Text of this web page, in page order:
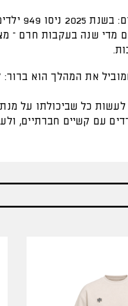
מדי שנה בעקבות חרם –
את המהלך הוא ברור:
לעשות כל שביכולתו על
עם קשיים חברתיים,